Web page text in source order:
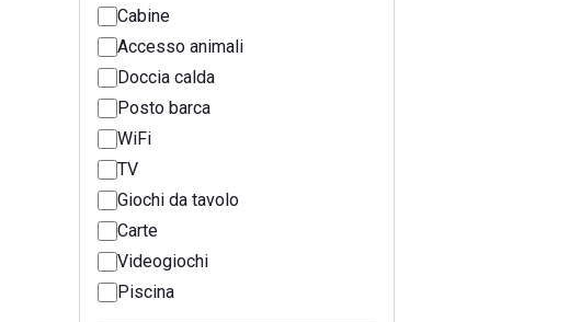
Cabine
Accesso animali
Doccia calda
Posto barca
WiFi
TV
Giochi da tavolo
Carte
Videogiochi
Piscina